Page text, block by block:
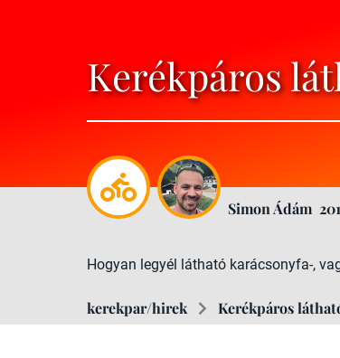
Kerékpáros
Simon Ádám
Hogyan legyél látható karácsonyfa-,
kerekpar/hirek Kerékpáros